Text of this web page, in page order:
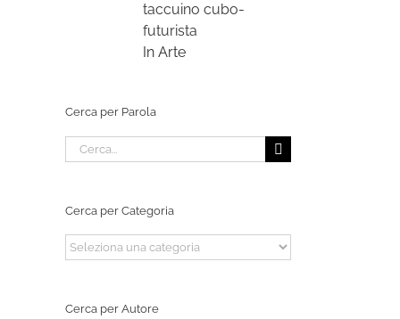
taccuino cubo-
futurista
In Arte
Cerca per Parola
Cerca
per:
Cerca per Categoria
Cerca
per
Cerca per Autore